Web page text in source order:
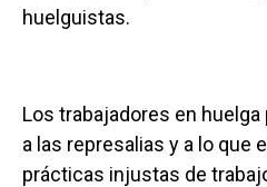
huelguistas.
Los trabajadores en
a las represalias y a lo que
prácticas injustas de